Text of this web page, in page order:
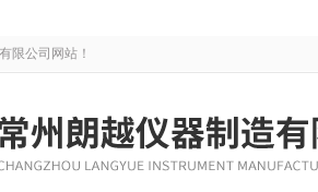
限公司网站！